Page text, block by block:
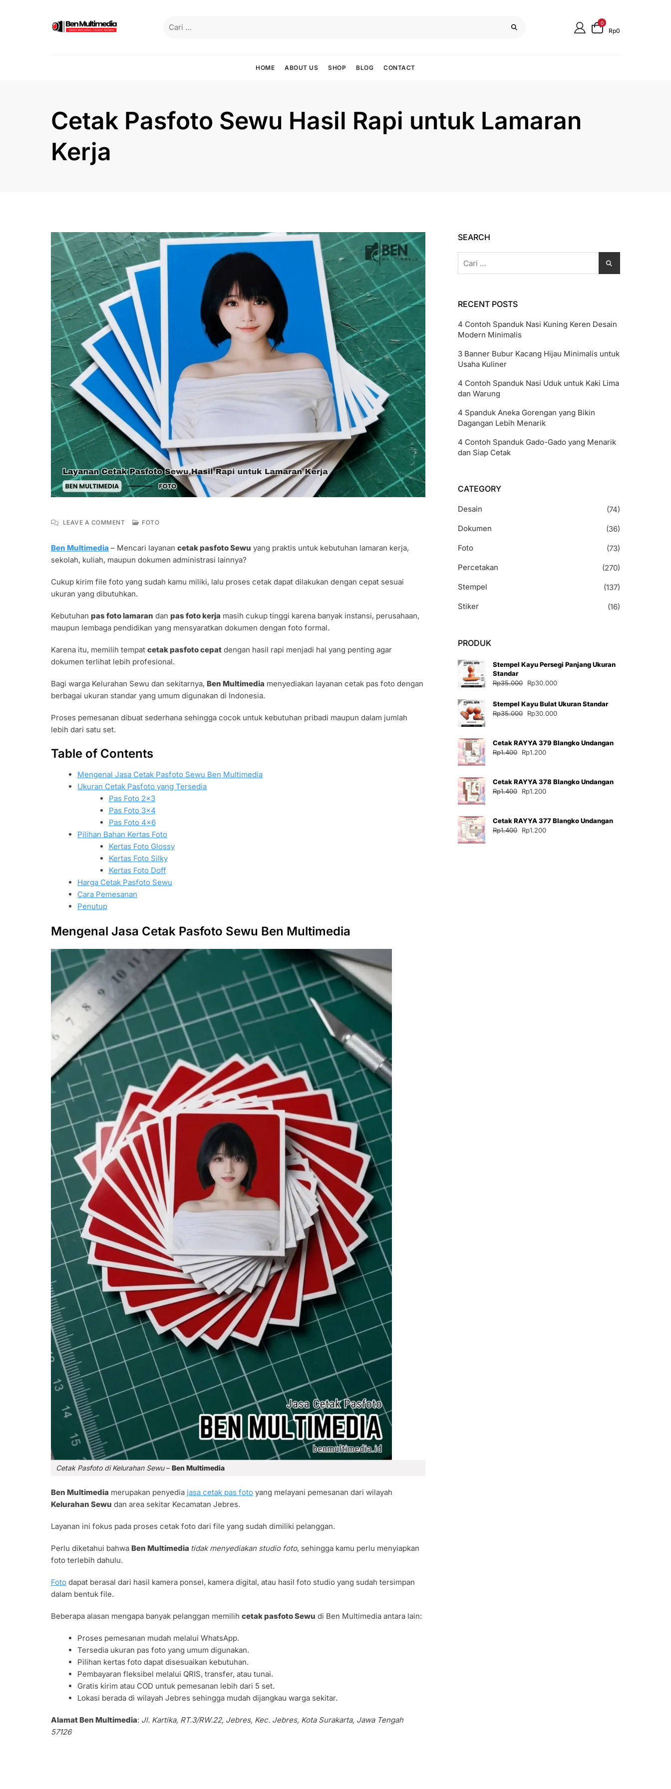
0
Rp0
HOME ABOUT US SHOP BLOG CONTACT
Cetak Pasfoto Sewu Hasil Rapi untuk Lamaran
Kerja
LEAVE A COMMENTON
SEWU
HASIL
UNTUK
LAMARAN
KERJA
FOTO
Ben Multimedia – Mencari layanan cetak pasfoto Sewu yang praktis untuk kebutuhan lamaran kerja,
sekolah, kuliah, maupun dokumen administrasi lainnya?
Cukup kirim file foto yang sudah kamu miliki, lalu proses cetak dapat dilakukan dengan cepat sesuai
ukuran yang dibutuhkan.
Kebutuhan pas foto lamaran dan pas foto kerja masih cukup tinggi karena banyak instansi, perusahaan,
maupun lembaga pendidikan yang mensyaratkan dokumen dengan foto formal.
Karena itu, memilih tempat cetak pasfoto cepat dengan hasil rapi menjadi hal yang penting agar
dokumen terlihat lebih profesional.
Bagi warga Kelurahan Sewu dan sekitarnya, Ben Multimedia menyediakan layanan cetak pas foto dengan
berbagai ukuran standar yang umum digunakan di Indonesia.
Proses pemesanan dibuat sederhana sehingga cocok untuk kebutuhan pribadi maupun dalam jumlah
lebih dari satu set.
Table of Contents
Mengenal Jasa Cetak Pasfoto Sewu Ben Multimedia
Ukuran Cetak Pasfoto yang Tersedia
Pas Foto 2×3
Pas Foto 3×4
Pas Foto 4×6
Pilihan Bahan Kertas Foto
Kertas Foto Glossy
Kertas Foto Silky
Kertas Foto Doff
Harga Cetak Pasfoto Sewu
Cara Pemesanan
Penutup
Mengenal Jasa Cetak Pasfoto Sewu Ben Multimedia
Cetak Pasfoto di Kelurahan Sewu– Ben Multimedia
Ben Multimedia merupakan penyedia jasa cetak pas foto yang melayani pemesanan dari wilayah
Kelurahan Sewu dan area sekitar Kecamatan Jebres.
Layanan ini fokus pada proses cetak foto dari file yang sudah dimiliki pelanggan.
Perlu diketahui bahwa Ben Multimedia tidak menyediakan studio foto, sehingga kamu perlu menyiapkan
foto terlebih dahulu.
Foto dapat berasal dari hasil kamera ponsel, kamera digital, atau hasil foto studio yang sudah tersimpan
dalam bentuk file.
Beberapa alasan mengapa banyak pelanggan memilih cetak pasfoto Sewu di Ben Multimedia antara lain:
Proses pemesanan mudah melalui WhatsApp.
Tersedia ukuran pas foto yang umum digunakan.
Pilihan kertas foto dapat disesuaikan kebutuhan.
Pembayaran fleksibel melalui QRIS, transfer, atau tunai.
Gratis kirim atau COD untuk pemesanan lebih dari 5 set.
Lokasi berada di wilayah Jebres sehingga mudah dijangkau warga sekitar.
Alamat Ben Multimedia: Jl. Kartika, RT.3/RW.22, Jebres, Kec. Jebres, Kota Surakarta, Jawa Tengah
57126
SEARCH
untuk:
RECENT POSTS
4 Contoh Spanduk Nasi Kuning Keren Desain
Modern Minimalis
3 Banner Bubur Kacang Hijau Minimalis untuk
Usaha Kuliner
4 Contoh Spanduk Nasi Uduk untuk Kaki Lima
dan Warung
4 Spanduk Aneka Gorengan yang Bikin
Dagangan Lebih Menarik
4 Contoh Spanduk Gado-Gado yang Menarik
dan Siap Cetak
CATEGORY
Desain
(74)
Dokumen
(36)
Foto
(73)
Percetakan
(270)
Stempel
(137)
Stiker
(16)
PRODUK
Stempel Kayu Persegi Panjang Ukuran
Standar
Rp35.000
Harga
adalah:
Rp35.000.
Rp30.000
ini
Stempel Kayu Bulat Ukuran Standar
Rp35.000
Harga
Rp35.000.
Rp30.000
adalah:
Cetak RAYYA 379 Blangko Undangan
Rp1.400
Harga
Rp1.400.
Rp1.200
adalah:
Cetak RAYYA 378 Blangko Undangan
Rp1.400
Harga
Rp1.400.
Rp1.200
adalah:
Cetak RAYYA 377 Blangko Undangan
Rp1.400
Harga
Rp1.200